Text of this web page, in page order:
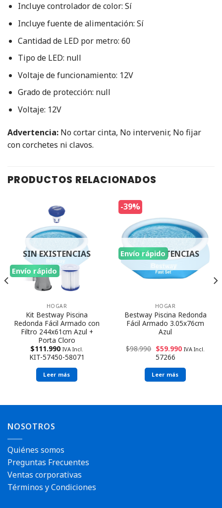
Incluye controlador de color: Sí
Incluye fuente de alimentación: Sí
Cantidad de LED por metro: 60
Tipo de LED: null
Voltaje de funcionamiento: 12V
Grado de protección: null
Voltaje: 12V
Advertencia: No cortar cinta, No intervenir, No fijar
con corchetes ni clavos.
PRODUCTOS RELACIONADOS
Envío rápido
SIN EXISTENCIAS
HOGAR
Kit Bestway Piscina
Redonda Fácil Armado con
Filtro 244x61cm Azul +
Porta Cloro
$111.990 IVA Incl.
KIT-57450-58071
Leer más
-39%
Envío rápido
SIN EXISTENCIAS
HOGAR
Bestway Piscina Redonda
Fácil Armado 3.05x76cm
Azul
$98.990 $59.990 IVA Incl.
57266
Leer más
NOSOTROS
Quiénes somos
Preguntas Frecuentes
Ventas corporativas
Términos y Condiciones